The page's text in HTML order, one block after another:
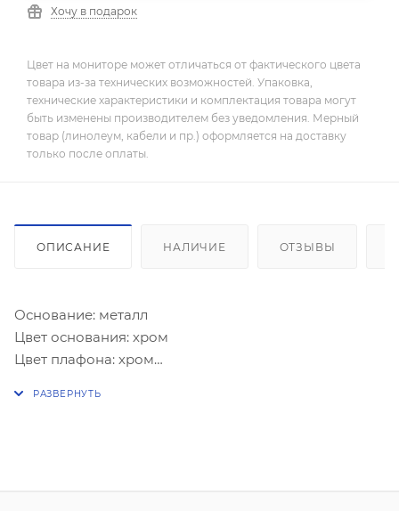
Хочу в подарок
Цвет на мониторе может отличаться от фактического цвета
товара из-за технических возможностей. Упаковка,
технические характеристики и комплектация товара могут
быть изменены производителем без уведомления. Мерный
товар (линолеум, кабели и пр.) оформляется на доставку
только после оплаты.
ОПИСАНИЕ НАЛИЧИЕ ОТЗЫВЫ
Основание: металл
Цвет основания: хром
Цвет плафона: хром